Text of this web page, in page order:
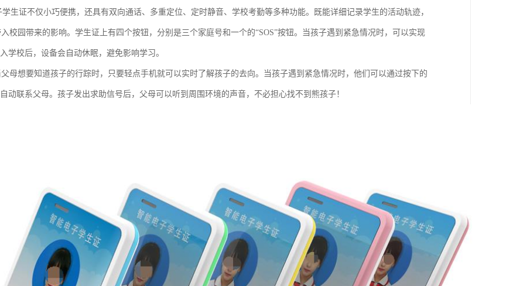
生证不仅小巧便携，还具有双向通话、多重定位、定时静音、学校考勤等多种功能。既能详细记录学生的活动轨迹，
校园带来的影响。学生证上有四个按钮，分别是三个家庭号和一个的“SOS”按钮。当孩子遇到紧急情况时，可以实现
学校后，设备会自动休眠，避免影响学习。
母想要知道孩子的行踪时，只要轻点手机就可以实时了解孩子的去向。当孩子遇到紧急情况时，他们可以通过按下的
动联系父母。孩子发出求助信号后，父母可以听到周围环境的声音，不必担心找不到熊孩子！